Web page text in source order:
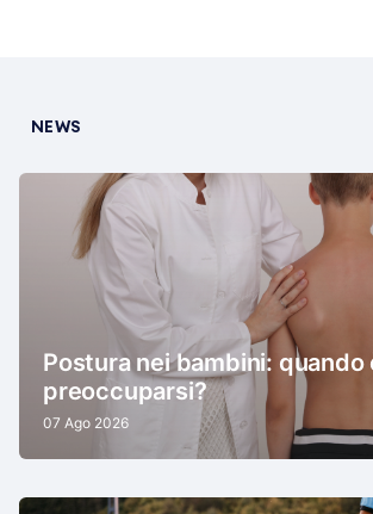
NEWS
Postura nei bambini: quando
preoccuparsi?
07 Ago 2026